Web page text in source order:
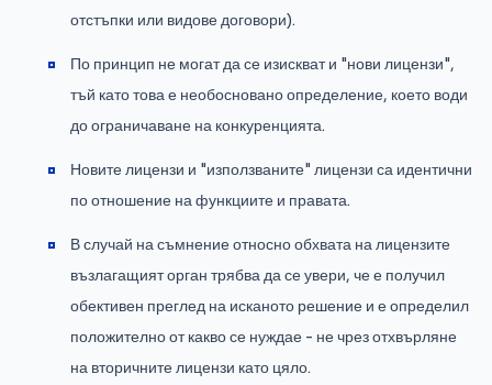
отстъпки или видове договори).
По принцип не могат да се изискват и "нови лицензи",
тъй като това е необосновано определение, което води
до ограничаване на конкуренцията.
Новите лицензи и "използваните" лицензи са идентични
по отношение на функциите и правата.
В случай на съмнение относно обхвата на лицензите
възлагащият орган трябва да се увери, че е получил
обективен преглед на исканото решение и е определил
положително от какво се нуждае - не чрез отхвърляне
на вторичните лицензи като цяло.